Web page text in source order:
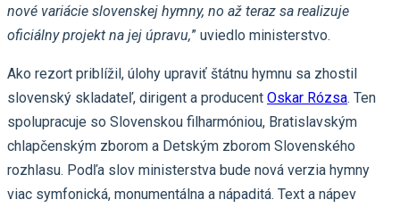
nové variácie slovenskej hymny, no až teraz sa realizuje
oficiálny projekt na jej úpravu,” uviedlo ministerstvo.
Ako rezort priblížil, úlohy upraviť štátnu hymnu sa zhostil
slovenský skladateľ, dirigent a producent Oskar Rózsa. Ten
spolupracuje so Slovenskou filharmóniou, Bratislavským
chlapčenským zborom a Detským zborom Slovenského
rozhlasu. Podľa slov ministerstva bude nová verzia hymny
viac symfonická, monumentálna a nápaditá. Text a nápev